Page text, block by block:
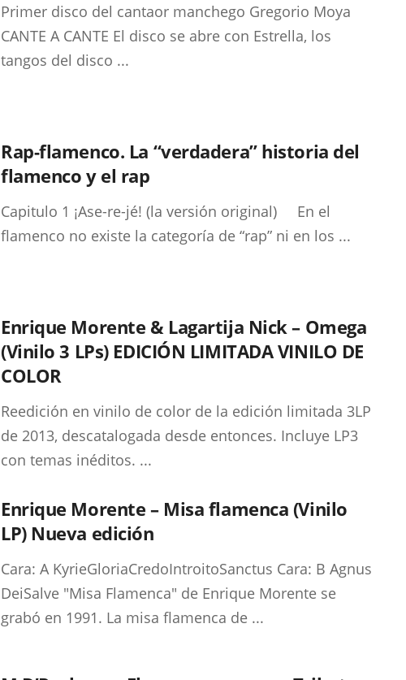
Primer disco del cantaor manchego Gregorio Moya
CANTE A CANTE El disco se abre con Estrella, los
tangos del disco ...
Rap-flamenco. La “verdadera” historia del
flamenco y el rap
Capitulo 1 ¡Ase-re-jé! (la versión original) En el
flamenco no existe la categoría de “rap” ni en los ...
Enrique Morente & Lagartija Nick – Omega
(Vinilo 3 LPs) EDICIÓN LIMITADA VINILO DE
COLOR
Reedición en vinilo de color de la edición limitada 3LP
de 2013, descatalogada desde entonces. Incluye LP3
con temas inéditos. ...
Enrique Morente – Misa flamenca (Vinilo
LP) Nueva edición
Cara: A KyrieGloriaCredoIntroitoSanctus Cara: B Agnus
DeiSalve "Misa Flamenca" de Enrique Morente se
grabó en 1991. La misa flamenca de ...